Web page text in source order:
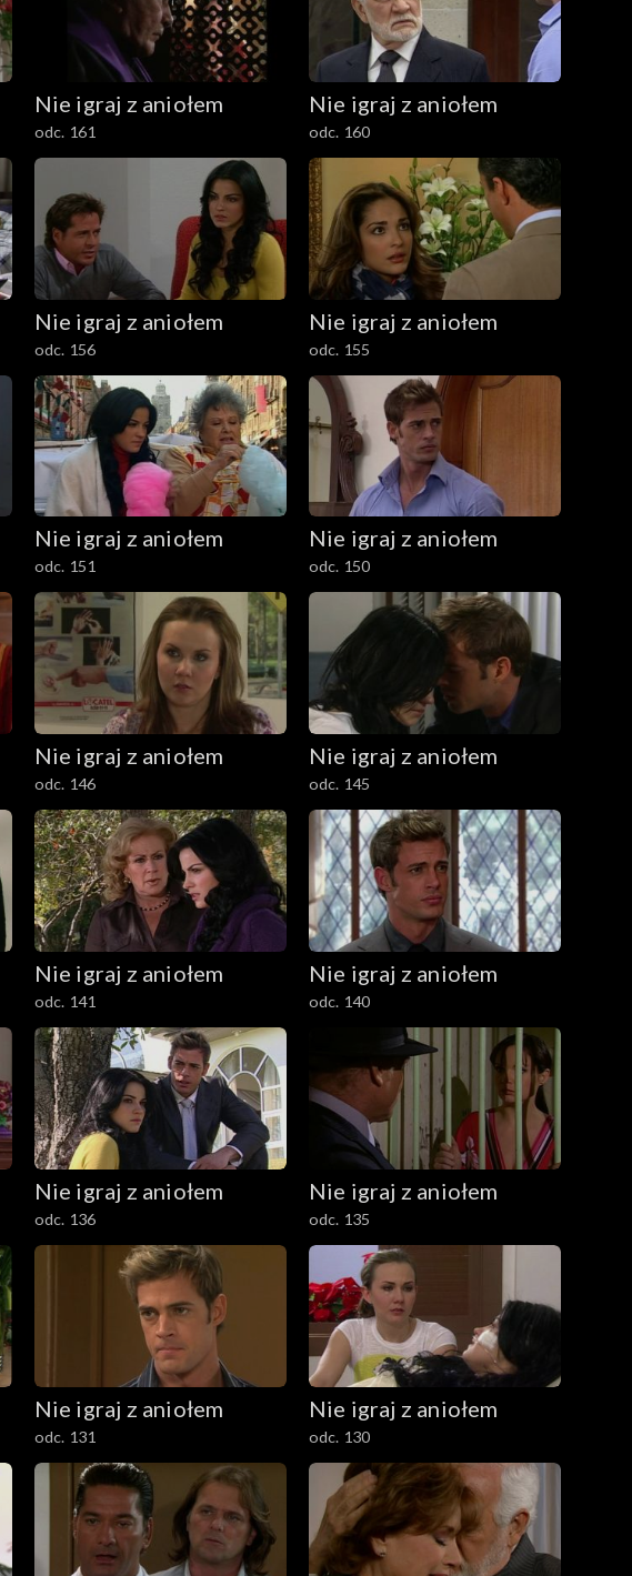
Nie igraj z aniołem
odc. 161
Nie igraj z aniołem
odc. 160
Nie igraj z aniołem
odc. 156
Nie igraj z aniołem
odc. 155
Nie igraj z aniołem
odc. 151
Nie igraj z aniołem
odc. 150
Nie igraj z aniołem
odc. 146
Nie igraj z aniołem
odc. 145
Nie igraj z aniołem
odc. 141
Nie igraj z aniołem
odc. 140
Nie igraj z aniołem
odc. 136
Nie igraj z aniołem
odc. 135
Nie igraj z aniołem
odc. 131
Nie igraj z aniołem
odc. 130